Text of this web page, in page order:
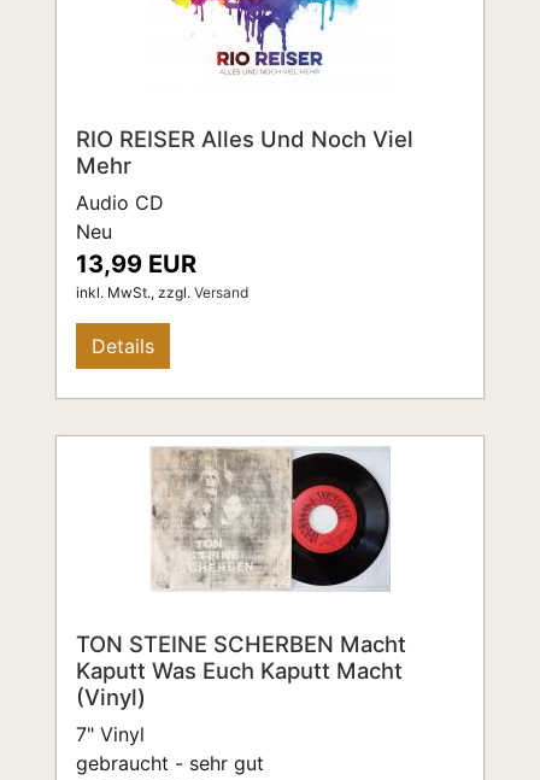
RIO REISER Alles Und Noch Viel
Mehr
Audio CD
Neu
13,99 EUR
inkl. MwSt., zzgl. Versand
Details
TON STEINE SCHERBEN Macht
Kaputt Was Euch Kaputt Macht
(Vinyl)
7" Vinyl
gebraucht - sehr gut